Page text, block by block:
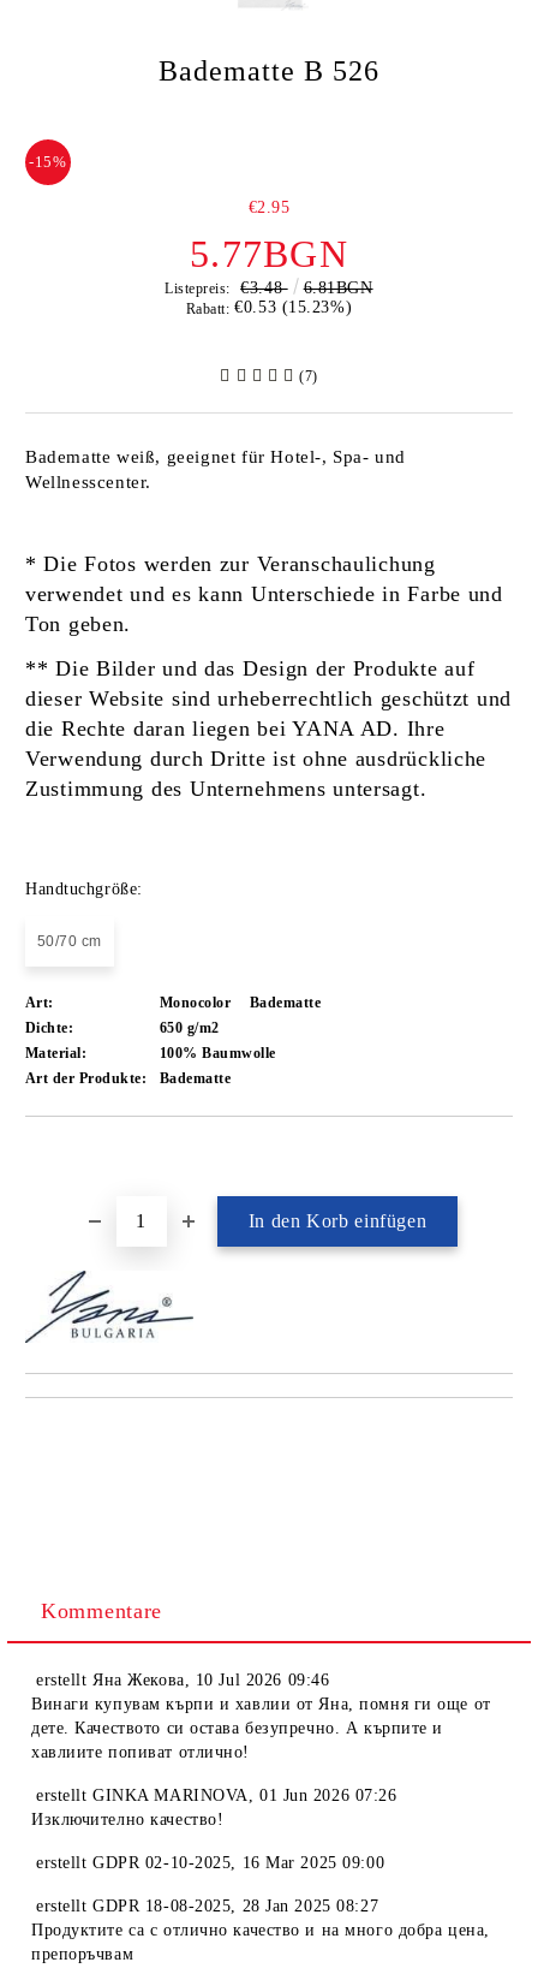
Badematte B 526
-15%
€2.95
5.77BGN
Listepreis: €3.48 6.81BGN
Rabatt: €0.53 (15.23%)
(7)
Badematte weiß, geeignet für Hotel-, Spa- und
Wellnesscenter.
* Die Fotos werden zur Veranschaulichung
verwendet und es kann Unterschiede in Farbe und
Ton geben.
** Die Bilder und das Design der Produkte auf
dieser Website sind urheberrechtlich geschützt und
die Rechte daran liegen bei YANA AD. Ihre
Verwendung durch Dritte ist ohne ausdrückliche
Zustimmung des Unternehmens untersagt.
Handtuchgröße:
50/70 cm
Art: Monocolor
Badematte
Dichte:
650 g/m2
Material:
100% Baumwolle
Art der Produkte:
Badematte
Kommentare
erstelltЯна Жекова, 10 Jul 2026 09:46
Винаги купувам кърпи и хавлии от Яна, помня ги още от
дете. Качеството си остава безупречно. А кърпите и
хавлиите попиват отлично!
erstelltGINKA MARINOVA,01 Jun 2026 07:26
Изключително качество!
erstelltGDPR 02-10-2025, 16 Mar 2025 09:00
erstelltGDPR 18-08-2025, 28 Jan 2025 08:27
Продуктите са с отлично качество и на много добра цена,
препоръчвам